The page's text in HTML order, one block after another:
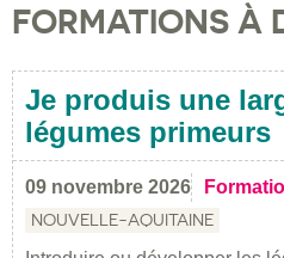
FORMATIONS À
Je produis une
légumes primeurs
09 novembre 2026
NOUVELLE-AQUITAINE